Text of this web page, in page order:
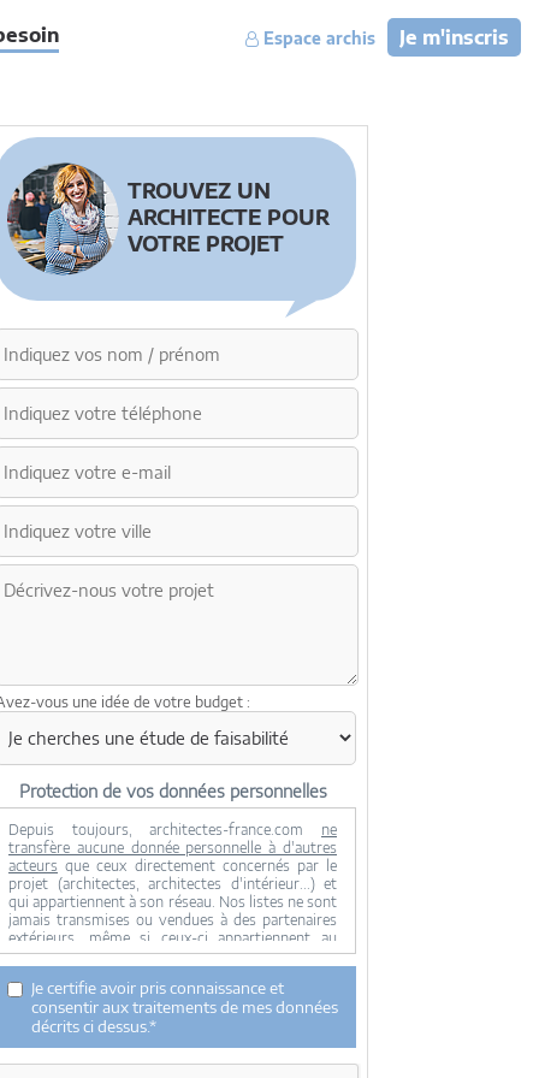
Je m'inscris
Espace archis
TROUVEZ UN
ARCHITECTE POUR
VOTRE PROJET
vous une idée de votre budget :
Protection de vos données personnelles
Depuis toujours, architectes-france.com ne
transfère aucune donnée personnelle à d'autres
acteurs que ceux directement concernés par le
projet (architectes, architectes d'intérieur...) et
qui appartiennent à son réseau. Nos listes ne sont
jamais transmises ou vendues à des partenaires
extérieurs, même si ceux-ci appartiennent au
domaine de la construction.
effectuée qu'avec votre consentement.
Je consens à ce que mes données personnelles
soient collectées pour permettre à architectes-
france de transférer votre projet aux architectes.
Seul Architectes-france, ses équipes internes et la
Je certifie avoir pris connaissance et
consentir aux traitements de mes données
décrits ci dessus.*